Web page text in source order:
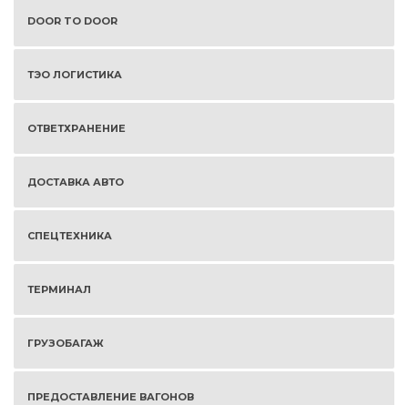
DOOR TO DOOR
ТЭО ЛОГИСТИКА
ОТВЕТХРАНЕНИЕ
ДОСТАВКА АВТО
СПЕЦТЕХНИКА
ТЕРМИНАЛ
ГРУЗОБАГАЖ
ПРЕДОСТАВЛЕНИЕ ВАГОНОВ